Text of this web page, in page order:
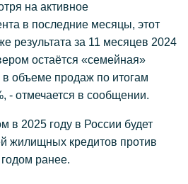
на активное
в последние месяцы, этот
результата за 11 месяцев 2024
остаётся «семейная»
в объеме продаж по итогам
- отмечается в сообщении.
в 2025 году в России будет
жилищных кредитов против
ранее.